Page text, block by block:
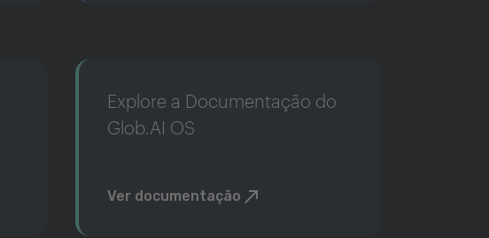
Explore a Documentação do
Glob.AI OS
Ver documentação